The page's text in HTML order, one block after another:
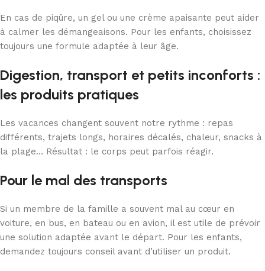
En cas de piqûre, un gel ou une crème apaisante peut aider
à calmer les démangeaisons. Pour les enfants, choisissez
toujours une formule adaptée à leur âge.
Digestion, transport et petits inconforts :
les produits pratiques
Les vacances changent souvent notre rythme : repas
différents, trajets longs, horaires décalés, chaleur, snacks à
la plage… Résultat : le corps peut parfois réagir.
Pour le mal des transports
Si un membre de la famille a souvent mal au cœur en
voiture, en bus, en bateau ou en avion, il est utile de prévoir
une solution adaptée avant le départ. Pour les enfants,
demandez toujours conseil avant d’utiliser un produit.